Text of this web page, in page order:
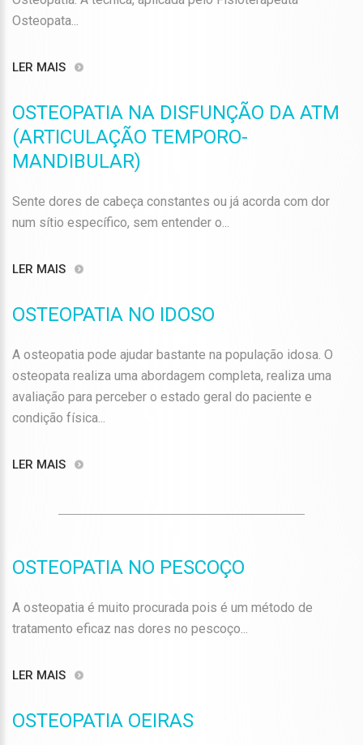
Osteopata...
LER MAIS
OSTEOPATIA NA DISFUNÇÃO DA ATM
(ARTICULAÇÃO TEMPORO-
MANDIBULAR)
Sente dores de cabeça constantes ou já acorda com dor
num sítio específico, sem entender o...
LER MAIS
OSTEOPATIA NO IDOSO
A osteopatia pode ajudar bastante na população idosa. O
osteopata realiza uma abordagem completa, realiza uma
avaliação para perceber o estado geral do paciente e
condição física...
LER MAIS
OSTEOPATIA NO PESCOÇO
A osteopatia é muito procurada pois é um método de
tratamento eficaz nas dores no pescoço...
LER MAIS
OSTEOPATIA OEIRAS